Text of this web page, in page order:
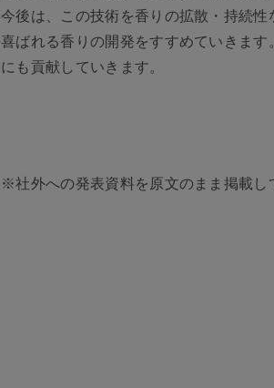
今後は、この技術を香りの拡散・持続
喜ばれる香りの開発をすすめていきま
にも貢献していきます。
※社外への発表資料を原文のまま掲載し